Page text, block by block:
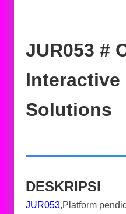
JUR053 #
Interactive
Solutions
DESKRIPSI
JUR053,Platform